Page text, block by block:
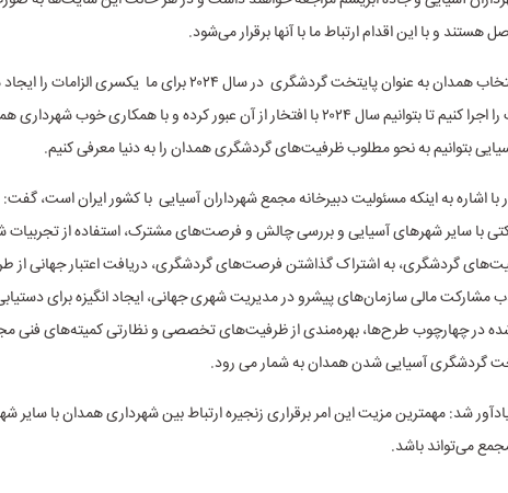
هستند و با این اقدام ارتباط ما با آنها برقرار می‌شود.
وی تصریح کرد: انتخاب همدان به عنوان پایتخت گردشگری در سال ۲۰۲۴ برای ما یکسری
که باید این الزامات را اجرا کنیم تا بتوانیم سال ۲۰۲۴ با افتخار از آن عبور کرده و با همکاری خوب
بتوانیم به نحو مطلوب ظرفیت‌های گردشگری همدان را به دنیا معرفی کنیم.
با اشاره به اینکه مسئولیت دبیرخانه مجمع شهرداران آسیایی با کشور ایران است،
با سایر شهرهای آسیایی و بررسی چالش و فرصت‌های مشترک، استفاده از تجربیات
گردشگری، به اشتراک گذاشتن فرصت‌های گردشگری، دریافت اعتبار جهانی از
مالی سازمان‌های پیشرو در مدیریت شهری جهانی، ایجاد انگیزه برای
در چهارچوب طرح‌ها، بهره‌مندی از ظرفیت‌های تخصصی و نظارتی کمیته‌های فنی
گردشگری آسیایی شدن همدان به شمار می رود.
شد: مهمترین مزیت این امر برقراری زنجیره ارتباط بین شهرداری همدان با سایر
می‌تواند باشد.